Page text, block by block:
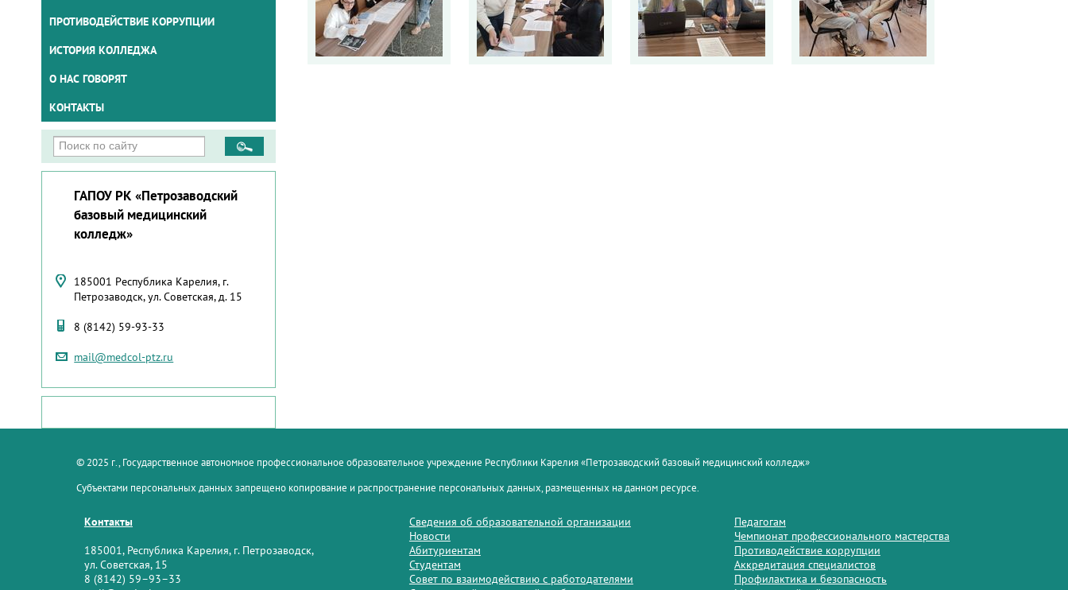
ПРОТИВОДЕЙСТВИЕ КОРРУПЦИИ
ИСТОРИЯ КОЛЛЕДЖА
О НАС ГОВОРЯТ
КОНТАКТЫ
ГАПОУ РК «Петрозаводский
базовый медицинский
колледж»
185001 Республика Карелия, г.
Петрозаводск, ул. Советская, д. 15
8 (8142) 59-93-33
mail@medcol-ptz.ru
© 2025 г., Государственное автономное профессиональное образовательное учреждение Республики Карелия «Петрозаводский базовый медицинский колледж»
Субъектами персональных данных запрещено копирование и распространение персональных данных, размещенных на данном ресурсе.
Контакты
185001, Республика Карелия, г. Петрозаводск,
ул. Советская, 15
8 (8142) 59–93–33
Сведения об образовательной организации
Новости
Абитуриентам
Студентам
Совет по взаимодействию с работодателями
Педагогам
Чемпионат профессионального мастерства
Противодействие коррупции
Аккредитация специалистов
Профилактика и безопасность